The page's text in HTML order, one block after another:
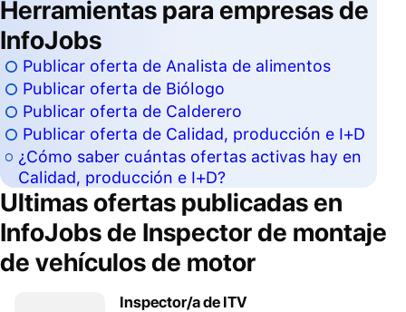
Herramientas para empresas de
InfoJobs
Publicar oferta de Analista de alimentos
Publicar oferta de Biólogo
Publicar oferta de Calderero
Publicar oferta de Calidad, producción e I+D
¿Cómo saber cuántas ofertas activas hay en
Calidad, producción e I+D?
Ultimas ofertas publicadas en
InfoJobs de Inspector de montaje
de vehículos de motor
Inspector/a de ITV